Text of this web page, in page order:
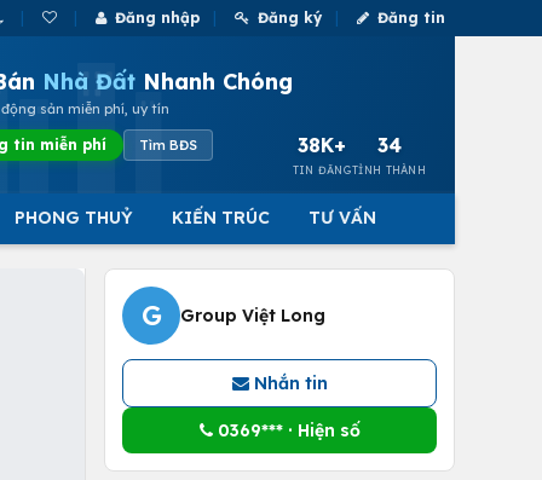
Đăng nhập Đăng ký Đăng tin
Nhà Đất Nhanh Chóng
sản miễn phí, uy tín
tin miễn phí Tìm BĐS 38K+
TIN ĐĂNG
34
TỈNH THÀNH
PHONG THUỶ KIẾN TRÚC TƯ VẤN
G Group Việt Long
Nhắn tin
0369*** · Hiện số